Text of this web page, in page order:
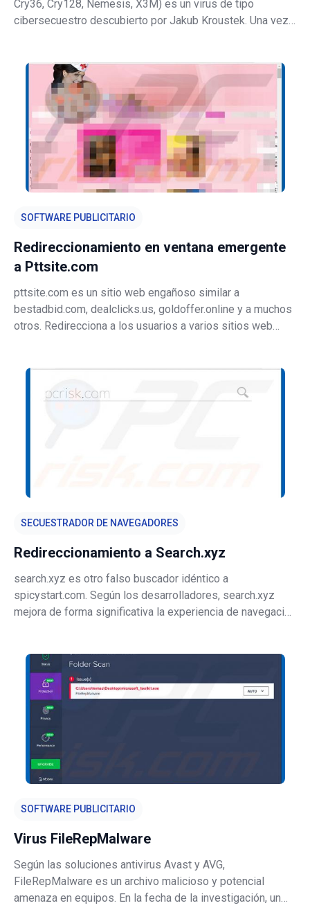
Cry36, Cry128, Nemesis, X3M) es un virus de tipo
cibersecuestro descubierto por Jakub Kroustek. Una vez
Durante el cifrado, el virus cambia
SOFTWARE PUBLICITARIO
Redireccionamiento en ventana emergente
a Pttsite.com
pttsite.com es un sitio web engañoso similar a
bestadbid.com, dealclicks.us, goldoffer.online y a muchos
otros. Redirecciona a los usuarios a varios sitios web
conscientes de ello; son redirec
SECUESTRADOR DE NAVEGADORES
Redireccionamiento a Search.xyz
search.xyz es otro falso buscador idéntico a
spicystart.com. Según los desarrolladores, search.xyz
mejora de forma significativa la experiencia de navegación
fiable y útil; sin embargo, este
SOFTWARE PUBLICITARIO
Virus FileRepMalware
Según las soluciones antivirus Avast y AVG,
FileRepMalware es un archivo malicioso y potencial
amenaza en equipos. En la fecha de la investigación, un